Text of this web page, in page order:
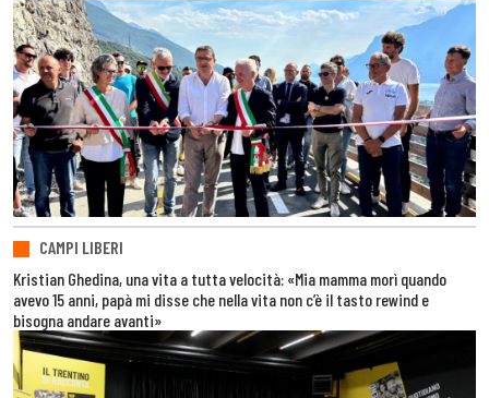
CAMPI LIBERI
Kristian Ghedina, una vita a tutta velocità: «Mia mamma morì quando
avevo 15 anni, papà mi disse che nella vita non c’è il tasto rewind e
bisogna andare avanti»